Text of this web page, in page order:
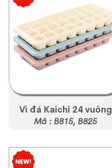
Vỉ đá Kaichi 24 vuông
Mã : B815, B825